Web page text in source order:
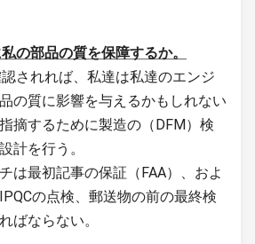
の部品の質を保障するか。
されれば、私達は私達のエンジ
の質に影響を与えるかもしれない
摘するために製造の（DFM）検
計を行う。
は最初記事の保証（FAA）、およ
の点検、郵送物の前の最終検
ばならない。